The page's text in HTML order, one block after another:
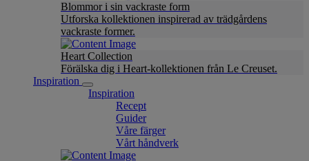
Blommor i sin vackraste form
Utforska kollektionen inspirerad av trädgårdens
vackraste former.
Heart Collection
Förälska dig i Heart-kollektionen från Le Creuset.
Inspiration
Inspiration
Recept
Guider
Våre färger
Vårt håndverk